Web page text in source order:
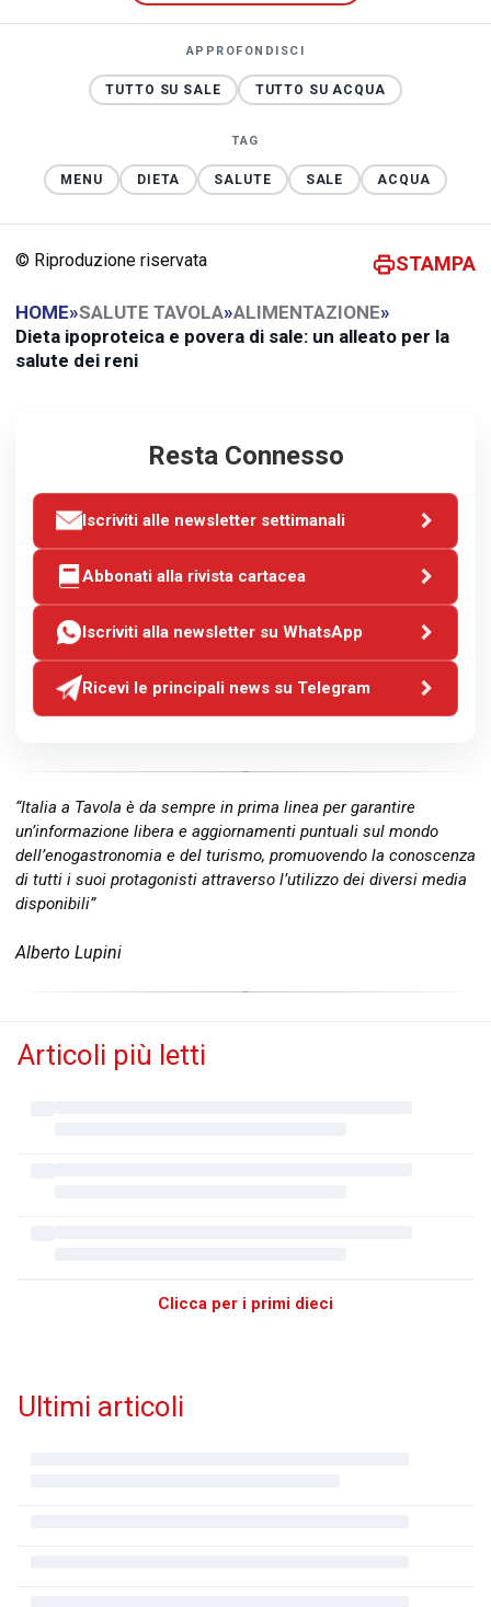
APPROFONDISCI
TUTTO SU SALE TUTTO SU ACQUA
TAG
MENU DIETA SALUTE SALE ACQUA
© Riproduzione riservata STAMPA
HOME»SALUTE TAVOLA»ALIMENTAZIONE»
Dieta ipoproteica e povera di sale: un alleato per la
salute dei reni
Resta Connesso
Iscriviti alle newsletter settimanali
Abbonati alla rivista cartacea
Iscriviti alla newsletter su WhatsApp
Ricevi le principali news su Telegram
“Italia a Tavola è da sempre in prima linea per garantire
un’informazione libera e aggiornamenti puntuali sul mondo
dell’enogastronomia e del turismo, promuovendo la conoscenza
di tutti i suoi protagonisti attraverso l’utilizzo dei diversi media
disponibili”
Alberto Lupini
Articoli più letti
Clicca per i primi dieci
Ultimi articoli